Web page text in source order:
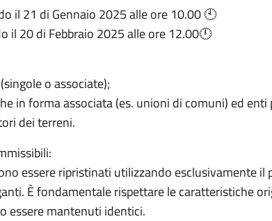
il 21 di Gennaio 2025 alle ore 10.00 🕙
il 20 di Febbraio 2025 alle ore 12.00🕛
o associate);
in forma associata (es. unioni di comuni) ed enti
dei terreni.
essere ripristinati utilizzando esclusivamente il
È fondamentale rispettare le caratteristiche
essere mantenuti identici.